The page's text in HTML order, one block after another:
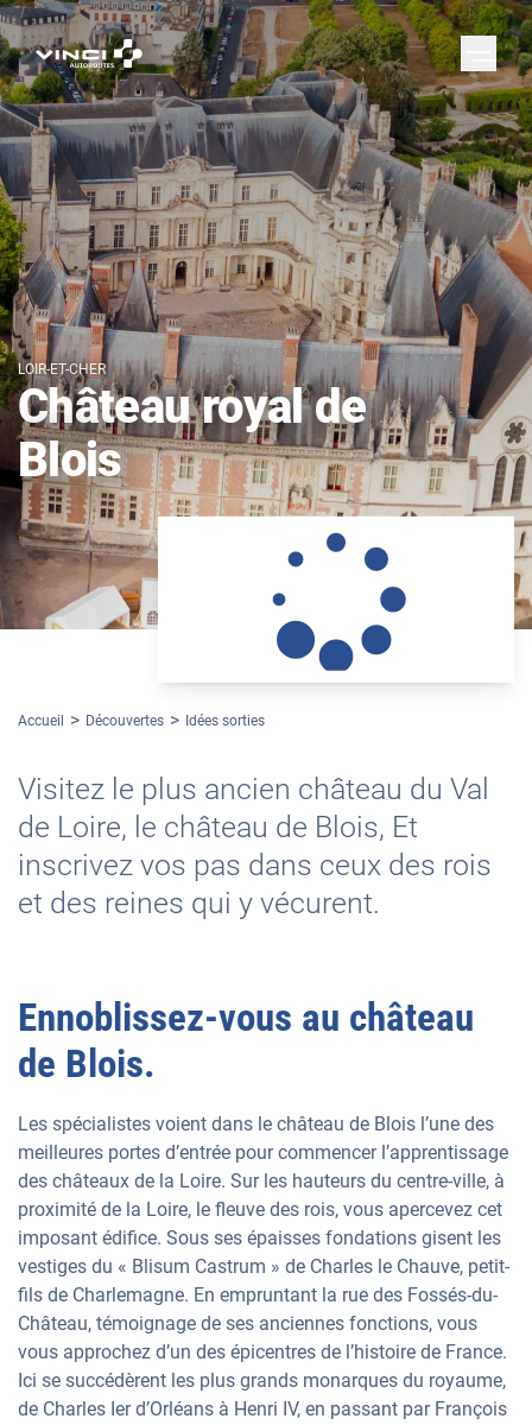
LOIR-ET-CHER
Château royal de
Blois
Accueil Découvertes Idées sorties
Visitez le plus ancien château du Val
de Loire, le château de Blois, Et
inscrivez vos pas dans ceux des rois
et des reines qui y vécurent.
Ennoblissez-vous au château
de Blois.
Les spécialistes voient dans le château de Blois l’une des
meilleures portes d’entrée pour commencer l’apprentissage
des châteaux de la Loire. Sur les hauteurs du centre-ville, à
proximité de la Loire, le fleuve des rois, vous apercevez cet
imposant édifice. Sous ses épaisses fondations gisent les
vestiges du « Blisum Castrum » de Charles le Chauve, petit-
fils de Charlemagne. En empruntant la rue des Fossés-du-
Château, témoignage de ses anciennes fonctions, vous
vous approchez d’un des épicentres de l’histoire de France.
Ici se succédèrent les plus grands monarques du royaume,
de Charles Ier d’Orléans à Henri IV, en passant par François